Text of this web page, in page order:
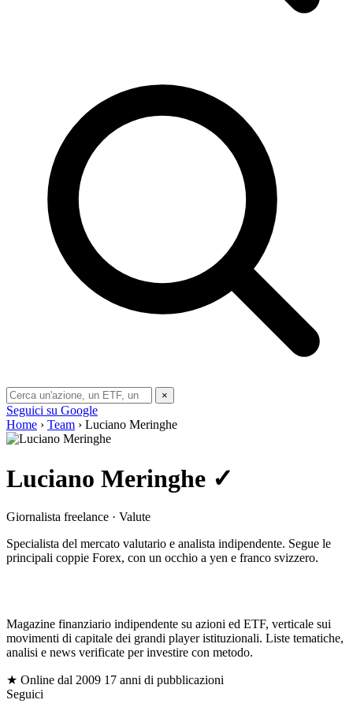
×
Seguici su Google
Home › Team › Luciano Meringhe
Luciano Meringhe ✓
Giornalista freelance · Valute
Specialista del mercato valutario e analista indipendente. Segue le
principali coppie Forex, con un occhio a yen e franco svizzero.
$
Magazine finanziario indipendente su azioni ed ETF, verticale sui
movimenti di capitale dei grandi player istituzionali. Liste tematiche,
analisi e news verificate per investire con metodo.
★ Online dal 2009 17 anni di pubblicazioni
Seguici